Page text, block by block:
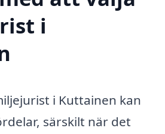
i
i Kuttainen kan
särskilt när det